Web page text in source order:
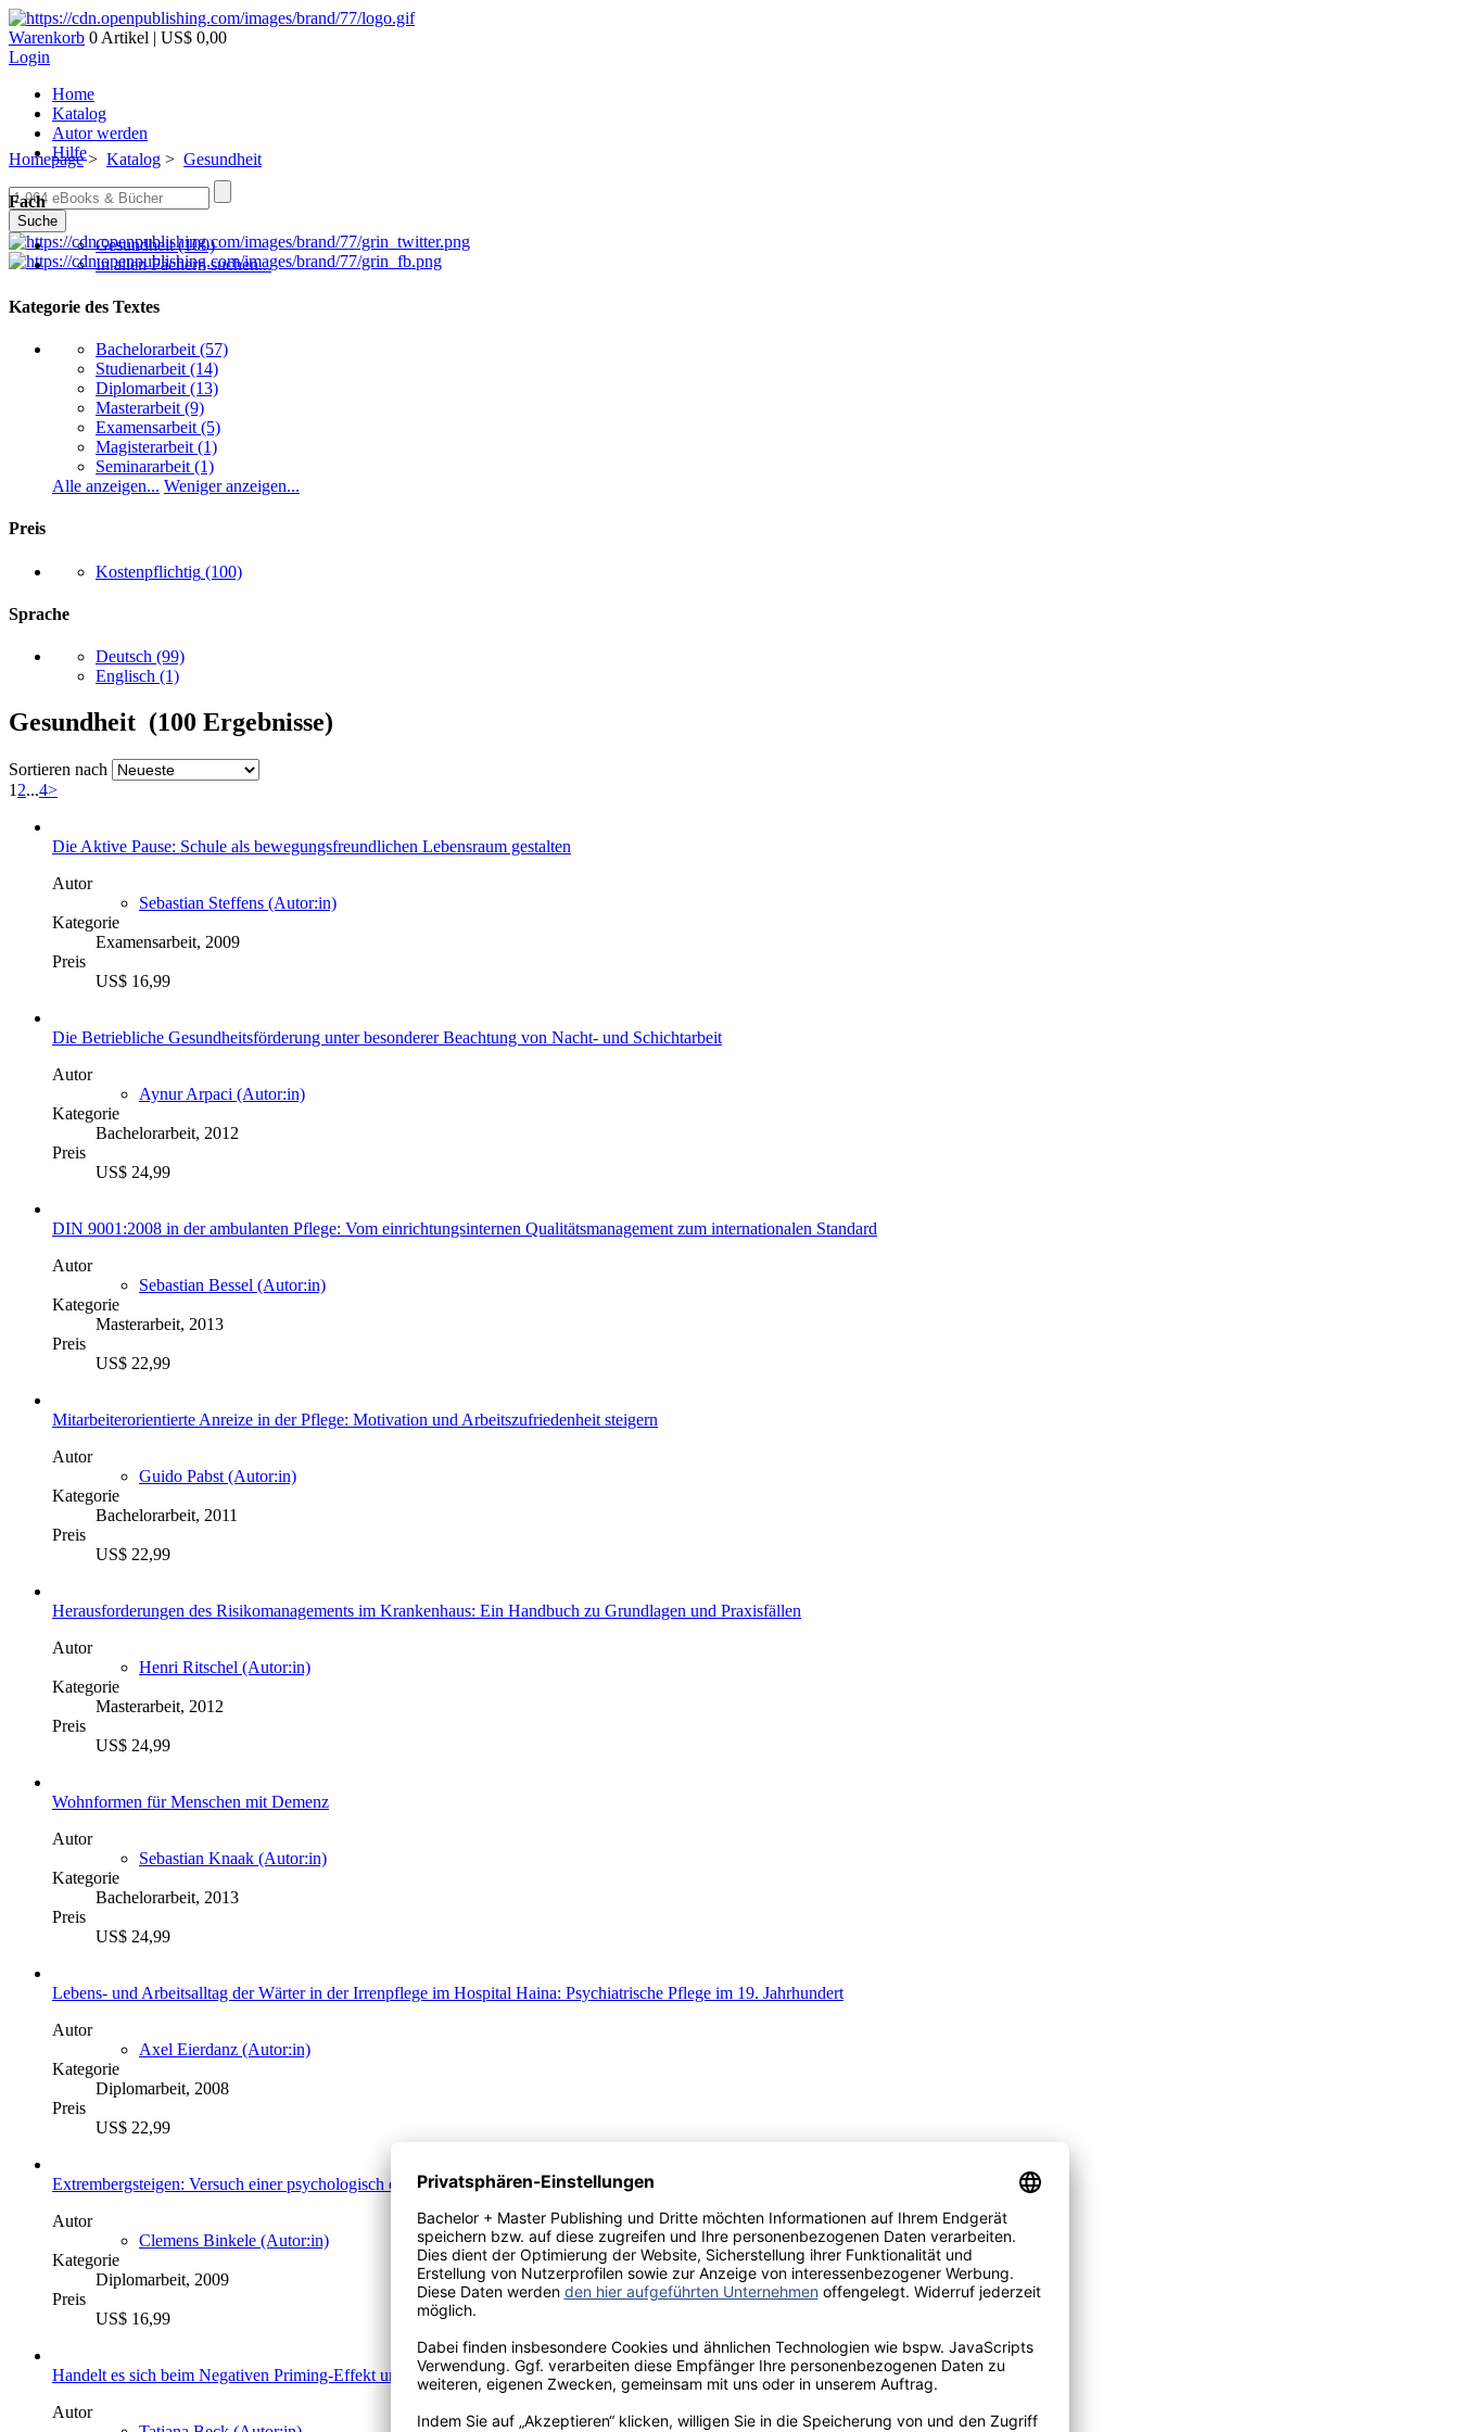
Warenkorb 0 Artikel | US$ 0,00
Login
Home
Katalog
Autor werden
Hilfe
Suche
Homepage> Katalog > Gesundheit
Fach
Gesundheit (100)
In allen Fächern suchen...
Kategorie des Textes
Bachelorarbeit (57)
Studienarbeit (14)
Diplomarbeit (13)
Masterarbeit (9)
Examensarbeit (5)
Magisterarbeit (1)
Seminararbeit (1)
Alle anzeigen... Weniger anzeigen...
Preis
Kostenpflichtig (100)
Sprache
Deutsch (99)
Englisch (1)
Gesundheit (100 Ergebnisse)
Sortieren nach
1 2...4>
Die Aktive Pause: Schule als bewegungsfreundlichen Lebensraum gestalten
Autor
Sebastian Steffens (Autor:in)
Kategorie
Examensarbeit, 2009
Preis
US$ 16,99
Die Betriebliche Gesundheitsförderung unter besonderer Beachtung von Nacht- und Schichtarbeit
Autor
Aynur Arpaci (Autor:in)
Kategorie
Bachelorarbeit, 2012
Preis
US$ 24,99
DIN 9001:2008 in der ambulanten Pflege: Vom einrichtungsinternen Qualitätsmanagement zum internationalen Standard
Autor
Sebastian Bessel (Autor:in)
Kategorie
Masterarbeit, 2013
Preis
US$ 22,99
Mitarbeiterorientierte Anreize in der Pflege: Motivation und Arbeitszufriedenheit steigern
Autor
Guido Pabst (Autor:in)
Kategorie
Bachelorarbeit, 2011
Preis
US$ 22,99
Herausforderungen des Risikomanagements im Krankenhaus: Ein Handbuch zu Grundlagen und Praxisfällen
Autor
Henri Ritschel (Autor:in)
Kategorie
Masterarbeit, 2012
Preis
US$ 24,99
Wohnformen für Menschen mit Demenz
Autor
Sebastian Knaak (Autor:in)
Kategorie
Bachelorarbeit, 2013
Preis
US$ 24,99
Lebens- und Arbeitsalltag der Wärter in der Irrenpflege im Hospital Haina: Psychiatrische Pflege im 19. Jahrhundert
Autor
Axel Eierdanz (Autor:in)
Kategorie
Diplomarbeit, 2008
Preis
US$ 22,99
Extrembergsteigen: Versuch einer psychologisch orientierten Bestimmung
Autor
Clemens Binkele (Autor:in)
Kategorie
Diplomarbeit, 2009
Preis
US$ 16,99
Handelt es sich beim Negativen Priming-Effekt um ein Gedächtnisphänomen?
Autor